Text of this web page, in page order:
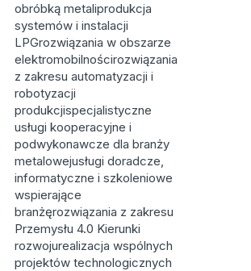
obróbką metaliprodukcja
systemów i instalacji
LPGrozwiązania w obszarze
elektromobilnościrozwiązania
z zakresu automatyzacji i
robotyzacji
produkcjispecjalistyczne
usługi kooperacyjne i
podwykonawcze dla branży
metalowejusługi doradcze,
informatyczne i szkoleniowe
wspierające
branżęrozwiązania z zakresu
Przemysłu 4.0 Kierunki
rozwojurealizacja wspólnych
projektów technologicznych